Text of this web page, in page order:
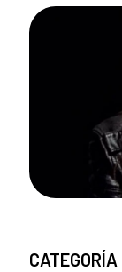
CATEGORÍA